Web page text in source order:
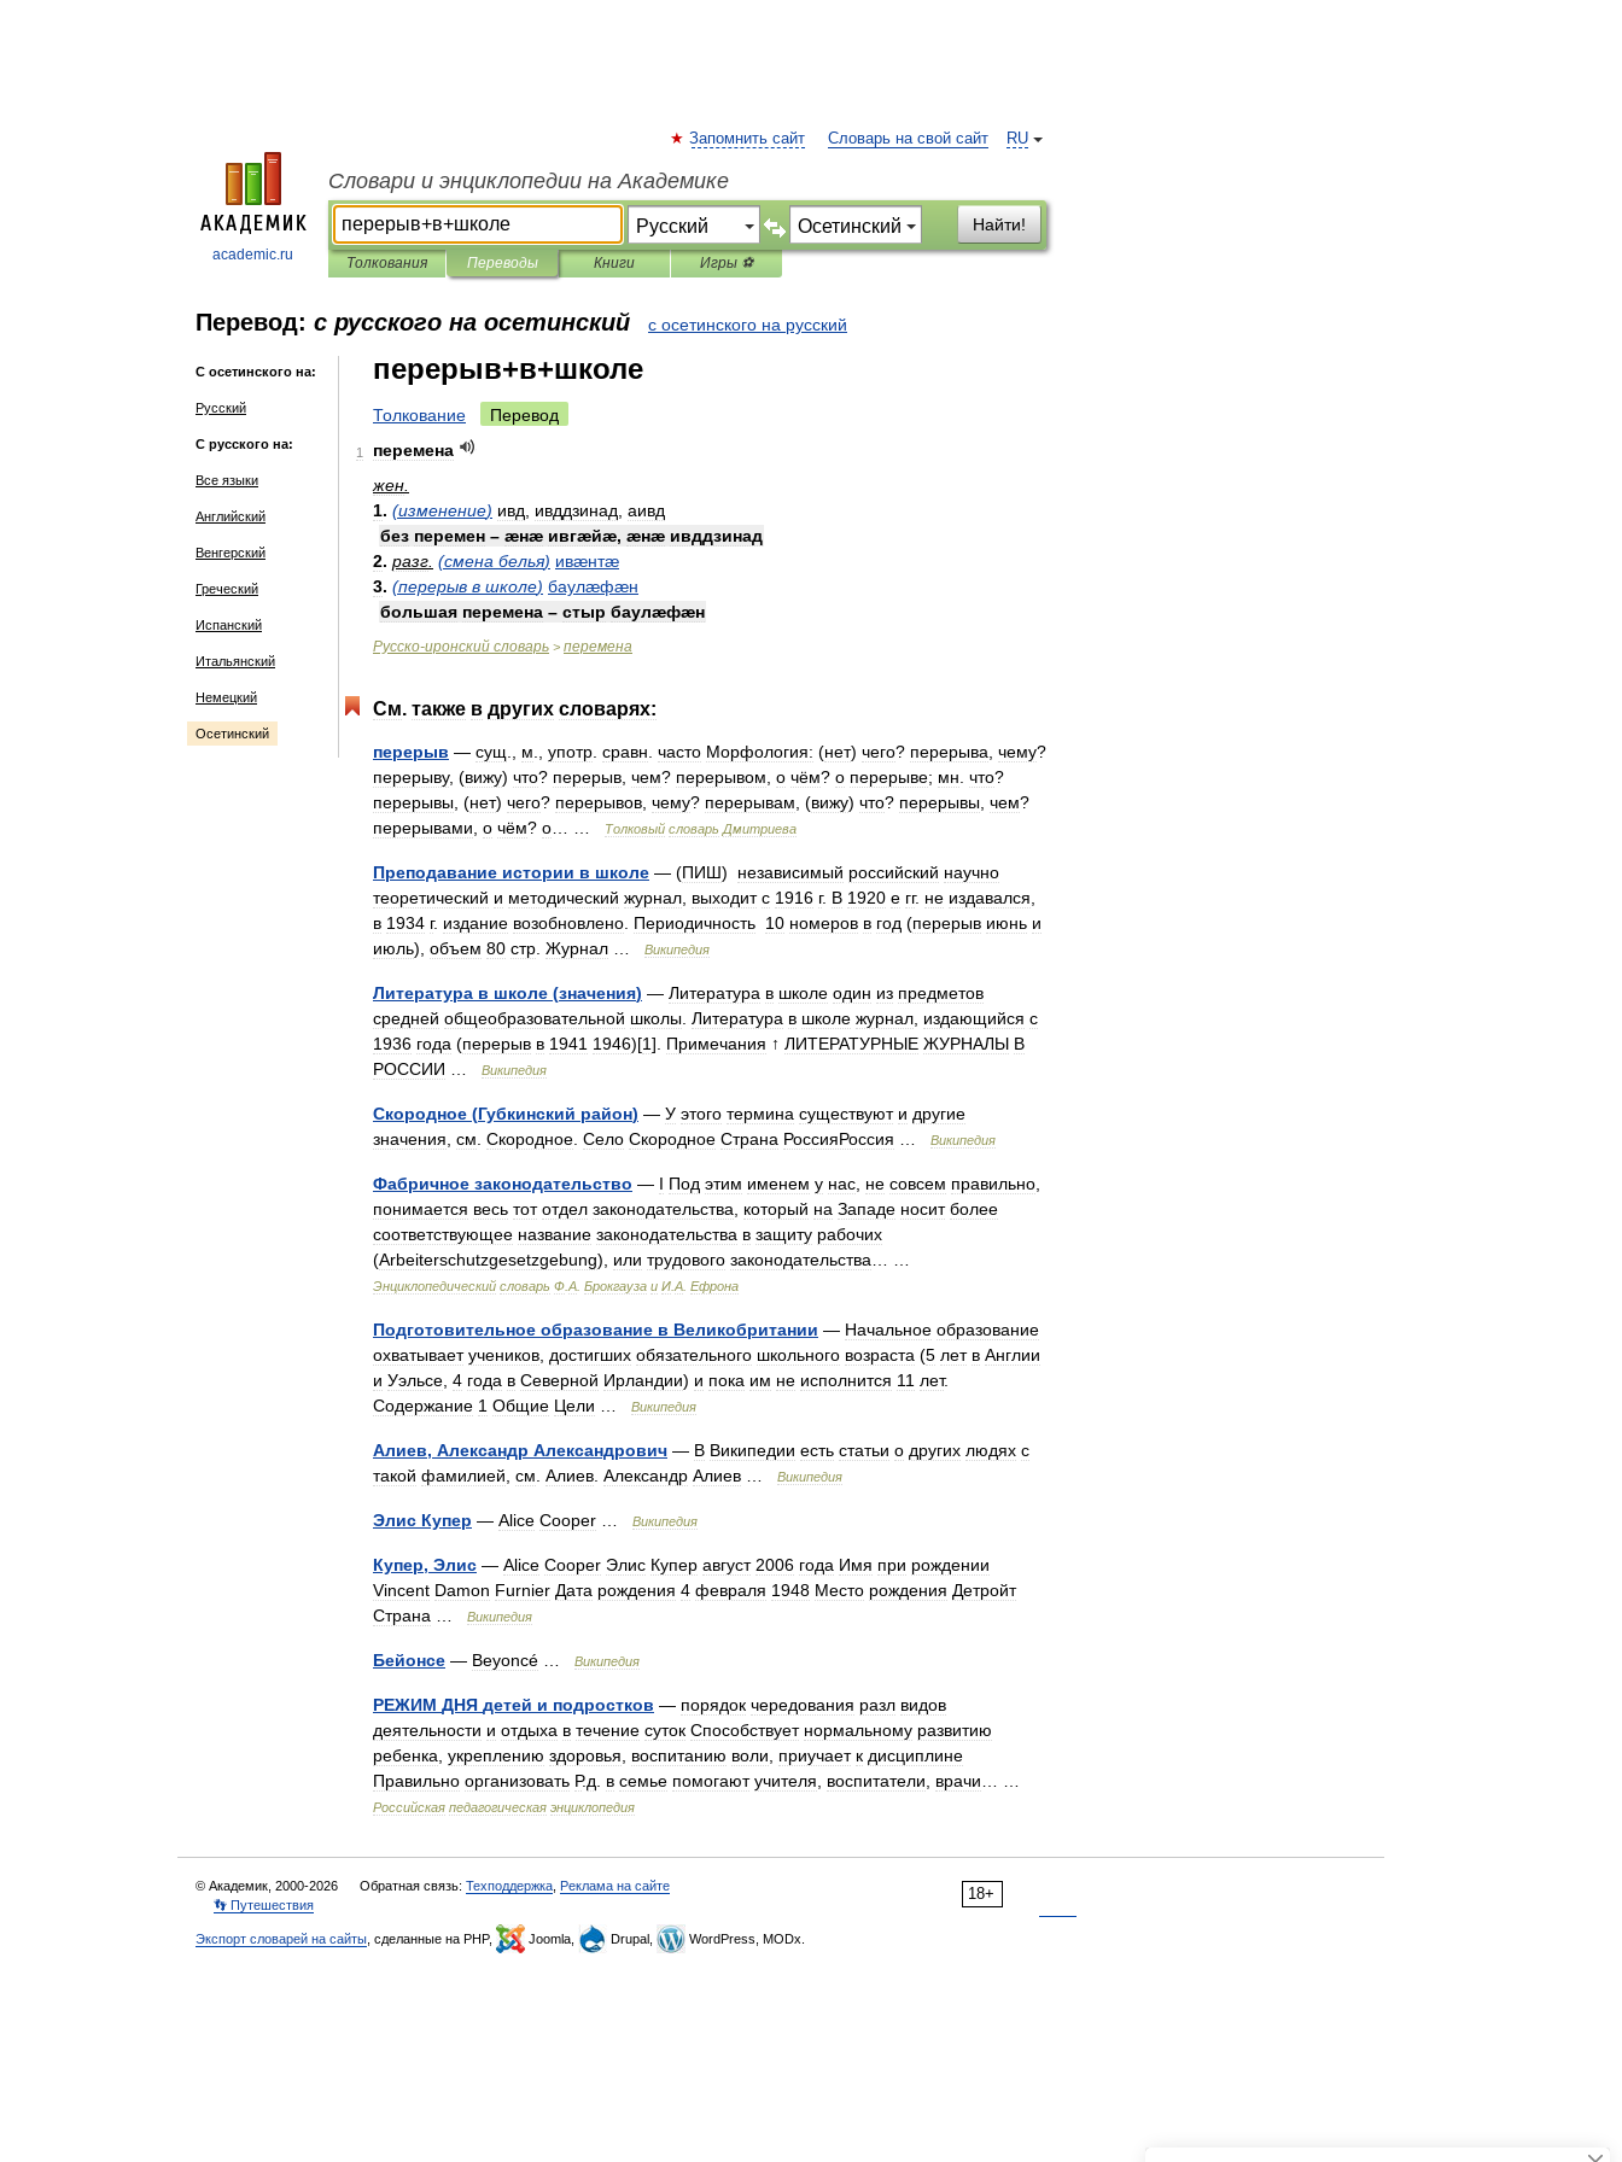
academic.ru
RU
Запомнить сайт Словарь на свой сайт
Словари и энциклопедии на Академике
Найти!
Толкования Переводы Книги Игры ⚽
Перевод: с русского на осетинский с осетинского на русский
С осетинского на:
Русский
С русского на:
Все языки
Английский
Венгерский
Греческий
Испанский
Итальянский
Немецкий
Осетинский
перерыв+в+школе
Толкование Перевод
1
перемена
жен
1. (изменение) ивд ивддзинад аивд
без перемен – æнæ ивгæйæ, æнæ ивддзинад
2. разг (смена белья) ивæнтæ
3. (перерыв в школе) баулæфæн
большая перемена – стыр баулæфæн
Русско-иронский словарь > перемена
См. также в других словарях:
перерыв — сущ м употр сравн часто Морфология: (нет) чего? перерыва чему?
перерыву, (вижу) что? перерыв чем? перерывом о чём? о перерыве; мн что?
перерывы , (нет) чего? перерывов чему? перерывам , (вижу) что? перерывы чем?
перерывами о чём? о Толковый словарь Дмитриева
Преподавание истории в школе — (ПИШ) независимый российский научно
теоретический и методический журнал выходит с 1916 г. В 1920 е гг. не издавался
в 1934 г. издание возобновлено Периодичность 10 номеров в год (перерыв июнь и
июль), объем 80 стр Журнал Википедия
Литература в школе (значения) — Литература в школе один из предметов
средней общеобразовательной школы Литература в школе журнал издающийся с
1936 года (перерыв в 1941 1946)[1]. Примечания ↑ ЛИТЕРАТУРНЫЕ ЖУРНАЛЫ В
РОССИИ
Википедия
Скородное (Губкинский район) — У этого термина существуют и другие
значения см Скородное Село Скородное Страна РоссияРоссия Википедия
Фабричное законодательство — I Под этим именем у нас не совсем правильно
понимается весь тот отдел законодательства который на Западе носит более
соответствующее название законодательства в защиту рабочих
(Arbeiterschutzgesetzgebung), или трудового законодательства
Энциклопедический словарь Ф А Брокгауза и И А Ефрона
Подготовительное образование в Великобритании — Начальное образование
охватывает учеников достигших обязательного школьного возраста (5 лет в Англии
и Уэльсе 4 года в Северной Ирландии) и пока им не исполнится 11 лет.
Содержание 1 Общие Цели Википедия
Алиев, Александр Александрович — В Википедии есть статьи о других людях с
такой фамилией см Алиев Александр Алиев Википедия
Элис Купер — Alice Cooper Википедия
Купер, Элис — Alice Cooper Элис Купер август 2006 года Имя при рождении
Vincent Damon Furnier Дата рождения 4 февраля 1948 Место рождения Детройт
Страна
Википедия
Бейонсе — Beyoncé Википедия
РЕЖИМ ДНЯ детей и подростков — порядок чередования разл видов
деятельности и отдыха в течение суток Способствует нормальному развитию
ребенка укреплению здоровья воспитанию воли приучает к дисциплине
Правильно организовать Р.д в семье помогают учителя воспитатели врачи
Российская педагогическая энциклопедия
18+
© Академик, 2000-2026 Обратная связь: Техподдержка Реклама на сайте
👣 Путешествия
Экспорт словарей на сайты , сделанные на PHP, Joomla, Drupal, WordPress, MODx.